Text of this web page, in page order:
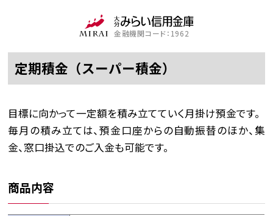
金融機関コード：1962
定期積金（スーパー積金）
目標に向かって一定額を積み立てていく月掛け預金です。
毎月の積み立ては、預金口座からの自動振替のほか、集
金、窓口掛込でのご入金も可能です。
商品内容